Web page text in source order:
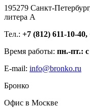
195279 Санкт-
литера А
Тел.: +7 (812) 611-10-
Время работы: пн.-пт.:
E-mail: info@bronko.ru
Бронко
Офис в Москве